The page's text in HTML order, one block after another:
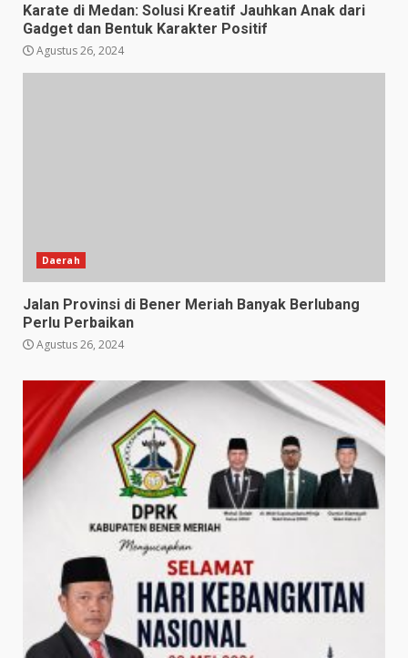
Karate di Medan: Solusi Kreatif Jauhkan Anak dari
Gadget dan Bentuk Karakter Positif
Agustus 26, 2024
Daerah
Jalan Provinsi di Bener Meriah Banyak Berlubang
Perlu Perbaikan
Agustus 26, 2024